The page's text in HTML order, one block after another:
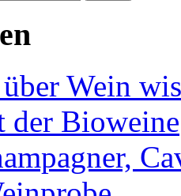
Wein
der Bioweine